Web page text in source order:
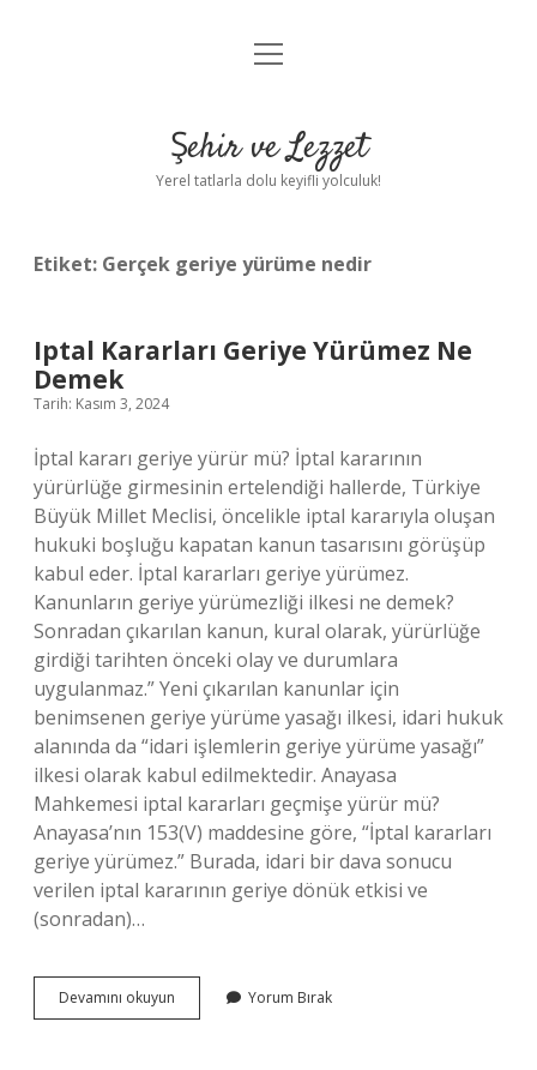
Anasayfa
Yasal Uyarı
menüyü
Şehir ve Lezzet
Yerel tatlarla dolu keyifli yolculuk!
Etiket: Gerçek geriye yürüme nedir
Iptal Kararları Geriye Yürümez Ne
Demek
Tarih: Kasım 3, 2024
İptal kararı geriye yürür mü? İptal kararının
yürürlüğe girmesinin ertelendiği hallerde, Türkiye
Büyük Millet Meclisi, öncelikle iptal kararıyla oluşan
hukuki boşluğu kapatan kanun tasarısını görüşüp
kabul eder. İptal kararları geriye yürümez.
Kanunların geriye yürümezliği ilkesi ne demek?
Sonradan çıkarılan kanun, kural olarak, yürürlüğe
girdiği tarihten önceki olay ve durumlara
uygulanmaz.” Yeni çıkarılan kanunlar için
benimsenen geriye yürüme yasağı ilkesi, idari hukuk
alanında da “idari işlemlerin geriye yürüme yasağı”
ilkesi olarak kabul edilmektedir. Anayasa
Mahkemesi iptal kararları geçmişe yürür mü?
Anayasa’nın 153(V) maddesine göre, “İptal kararları
geriye yürümez.” Burada, idari bir dava sonucu
verilen iptal kararının geriye dönük etkisi ve
(sonradan)…
Devamını okuyun
Kararları
Yorum Bırak